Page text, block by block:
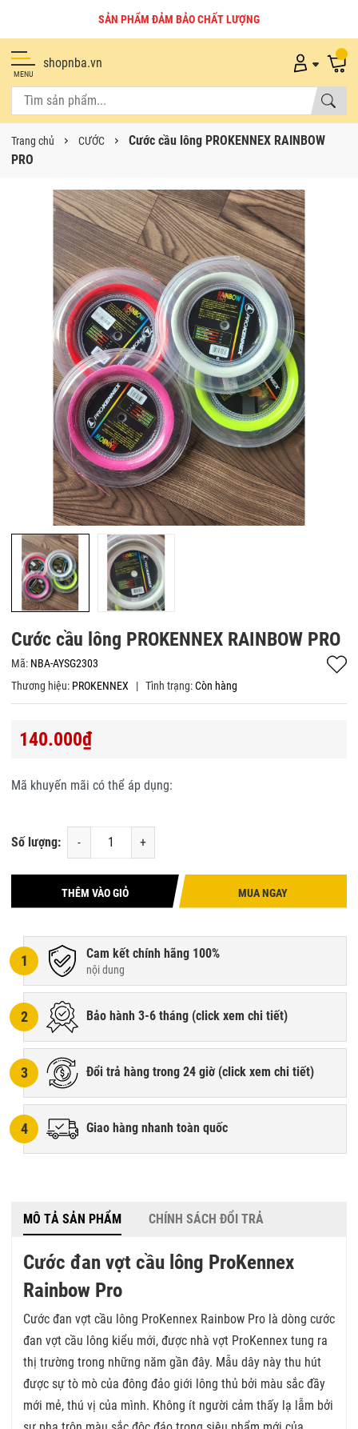
SẢN PHẨM ĐẢM BẢO CHẤT LƯỢNG
MENU
shopnba.vn
Trang chủ CƯỚC
Cước cầu lông PROKENNEX RAINBOW
PRO
Cước cầu lông PROKENNEX RAINBOW PRO
Mã: NBA-AYSG2303
Thương hiệu: PROKENNEX | Tình trạng:Còn hàng
140.000₫
Mã khuyến mãi có thể áp dụng:
Số lượng: - +
THÊM VÀO GIỎ MUA NGAY
1 Cam kết chính hãng 100%
nội dung
2 Bảo hành 3-6 tháng (click xem chi tiết)
3 Đổi trả hàng trong 24 giờ (click xem chi tiết)
4 Giao hàng nhanh toàn quốc
MÔ TẢ SẢN PHẨM CHÍNH SÁCH ĐỔI TRẢ
Cước đan vợt cầu lông ProKennex
Rainbow Pro
Cước đan vợt cầu lông ProKennex Rainbow Pro là dòng cước
đan vợt cầu lông kiểu mới, được nhà vợt ProKennex tung ra
thị trường trong những năm gần đây. Mẫu dây này thu hút
được sự tò mò của đông đảo giới lông thủ bởi màu sắc đầy
mới mẻ, thú vị của mình. Không ít người cảm thấy lạ lẫm bởi